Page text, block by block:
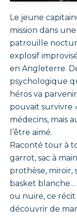
Le jeune
mission dans
patrouille
explosif
en Angleterre.
psychologique
héros va
pouvait survivre
médecins, mais
l’être aimé.
Raconté tour à
garrot, sac à
prothèse, miroir,
basket blanche…
ou nuire, ce
découvrir de